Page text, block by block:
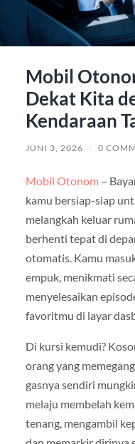
Mobil
Dekat Kita
Kendaraan
JUNI 3, 2026 / 0
Mobil Otonom –
kamu bersiap-siap
melangkah keluar
berhenti tepat di
otomatis. Kamu
empuk, menikmati
menyelesaikan
favoritmu di layar
Di kursi kemudi?
orang yang
gasnya sendiri
melaju membelah
tenang, mengambil